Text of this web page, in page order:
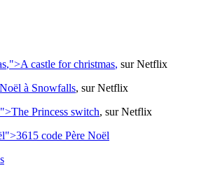
,">A castle for christmas, sur Netflix
Noël à Snowfalls, sur Netflix
The Princess switch, sur Netflix
3615 code Père Noël